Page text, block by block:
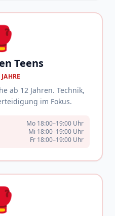
Teens
ab 12 Jahren. Technik,
im Fokus.
Mo 18:00–19:00 Uhr
Mi 18:00–19:00 Uhr
Fr 18:00–19:00 Uhr